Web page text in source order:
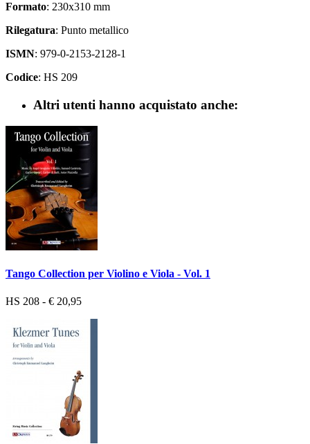
Formato: 230x310 mm
Rilegatura: Punto metallico
ISMN: 979-0-2153-2128-1
Codice: HS 209
Altri utenti hanno acquistato anche:
Tango Collection per Violino e Viola - Vol. 1
HS 208 - € 20,95